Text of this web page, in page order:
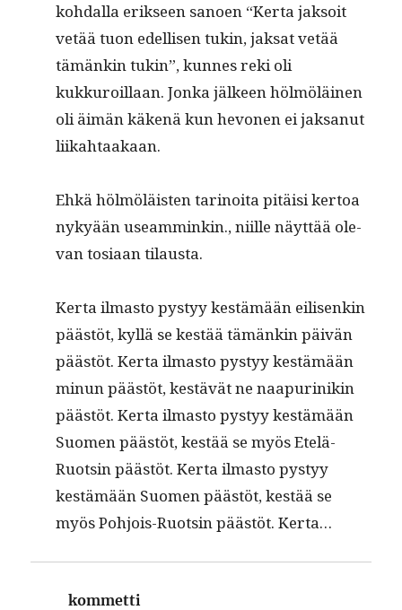
kohdal­la erik­seen sanoen “Ker­ta jak­soit
vetää tuon edel­lisen tukin, jak­sat vetää
tämänkin tukin”, kunnes reki oli
kukkuroil­laan. Jon­ka jäl­keen hölmöläi­nen
oli äimän käkenä kun hevo­nen ei jak­sanut
liikahtaakaan.
Ehkä hölmöläis­ten tari­noi­ta pitäisi ker­toa
nykyään use­am­minkin., niille näyt­tää ole­
van tosi­aan tilausta.
Ker­ta ilmas­to pystyy kestämään eilisenkin
päästöt, kyl­lä se kestää tämänkin päivän
päästöt. Ker­ta ilmas­to pystyy kestämään
min­un päästöt, kestävät ne naa­purinikin
päästöt. Ker­ta ilmas­to pystyy kestämään
Suomen päästöt, kestää se myös Etelä-
Ruotsin päästöt. Ker­ta ilmas­to pystyy
kestämään Suomen päästöt, kestää se
myös Pohjois-Ruotsin päästöt. Kerta…
kommetti